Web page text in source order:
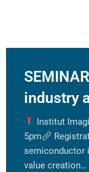
industry
Institut
5pm
semiconductor
value creation…